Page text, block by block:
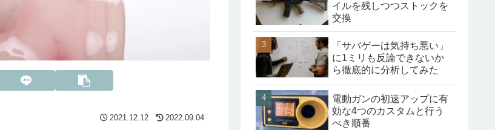
2021.12.12 2022.09.04
イルを残しつつストックを
交換
「サバゲーは気持ち悪い」
に1ミリも反論できないか
ら徹底的に分析してみた
電動ガンの初速アップに有
効な4つのカスタムと行う
べき順番